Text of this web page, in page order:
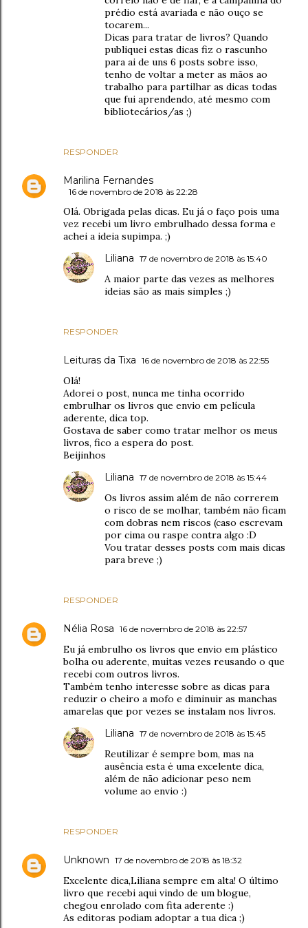
RESPONDER
prédio está avariada e não ouço se
tocarem...
Dicas para tratar de livros? Quando
publiquei estas dicas fiz o rascunho
para ai de uns 6 posts sobre isso,
tenho de voltar a meter as mãos ao
trabalho para partilhar as dicas todas
que fui aprendendo, até mesmo com
bibliotecários/as ;)
Marilina Fernandes
16 de novembro de 2018 às 22:28
Olá. Obrigada pelas dicas. Eu já o faço pois uma
vez recebi um livro embrulhado dessa forma e
achei a ideia supimpa. ;)
RESPONDER
Liliana 17 de novembro de 2018 às 15:40
A maior parte das vezes as melhores
ideias são as mais simples ;)
Leituras da Tixa 16 de novembro de 2018 às 22:55
Olá!
Adorei o post, nunca me tinha ocorrido
embrulhar os livros que envio em película
aderente, dica top.
Gostava de saber como tratar melhor os meus
livros, fico a espera do post.
Beijinhos
RESPONDER
Liliana 17 de novembro de 2018 às 15:44
Os livros assim além de não correrem
o risco de se molhar, também não ficam
com dobras nem riscos (caso escrevam
por cima ou raspe contra algo :D
Vou tratar desses posts com mais dicas
para breve ;)
Nélia Rosa 16 de novembro de 2018 às 22:57
Eu já embrulho os livros que envio em plástico
bolha ou aderente, muitas vezes reusando o que
recebi com outros livros.
Também tenho interesse sobre as dicas para
reduzir o cheiro a mofo e diminuir as manchas
amarelas que por vezes se instalam nos livros.
RESPONDER
Liliana 17 de novembro de 2018 às 15:45
Reutilizar é sempre bom, mas na
ausência esta é uma excelente dica,
além de não adicionar peso nem
volume ao envio :)
Unknown 17 de novembro de 2018 às 18:32
Excelente dica,Liliana sempre em alta! O último
livro que recebi aqui vindo de um blogue,
chegou enrolado com fita aderente :)
As editoras podiam adoptar a tua dica ;)